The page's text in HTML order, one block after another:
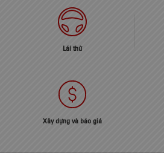
Lái thử
Xây dựng và báo giá